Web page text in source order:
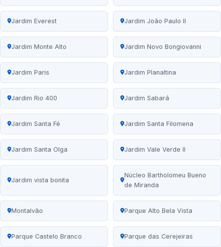
Jardim Everest Jardim João Paulo II
Jardim Monte Alto Jardim Novo Bongiovanni
Jardim Paris Jardim Planaltina
Jardim Rio 400 Jardim Sabará
Jardim Santa Fé Jardim Santa Filomena
Jardim Santa Olga Jardim Vale Verde II
Jardim vista bonita
Núcleo Bartholomeu Bueno
de Miranda
Montalvão Parque Alto Bela Vista
Parque Castelo Branco Parque das Cerejeiras